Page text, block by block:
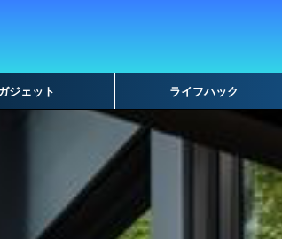
ジェット ライフハック